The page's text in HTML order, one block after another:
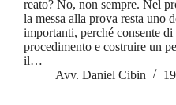
reato? No, non sempre. Nel
la messa alla prova resta uno
importanti, perché consente di
procedimento e costruire un
il…
Avv. Daniel Cibin